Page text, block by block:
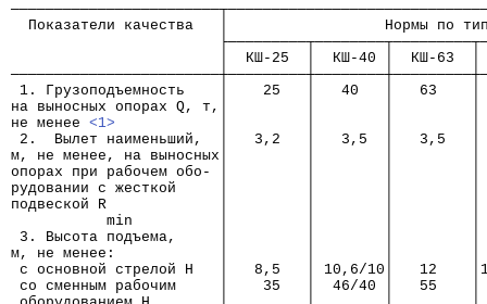
Показатели качества   │                  Нормы по
│  КШ-25  │  КШ-40 │  КШ-63
1. Грузоподъемность    │    25   │   40   │   63    │
на выносных опорах Q, т,│         │        │
не менее <1>
2.  Вылет наименьший,  │   3,2   │   3,5  │   3,5   │
м, не менее, на выносных│         │        │
опорах при рабочем обо- │         │        │
рудовании с жесткой     │         │        │
подвеской R             │         │        │
min          │         │        │         │
3. Высота подъема,     │         │        │
м, не менее:            │         │        │
с основной стрелой Н   │   8,5   │ 10,6/10│   12
со сменным рабочим     │    35   │  46/40 │   55    │